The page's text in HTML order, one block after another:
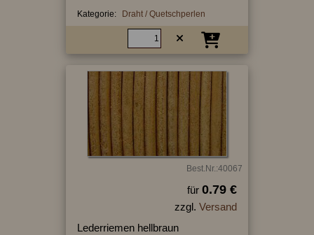
Kategorie: Draht / Quetschperlen
Best.Nr.:40067
für 0.79 €
zzgl. Versand
Lederriemen hellbraun